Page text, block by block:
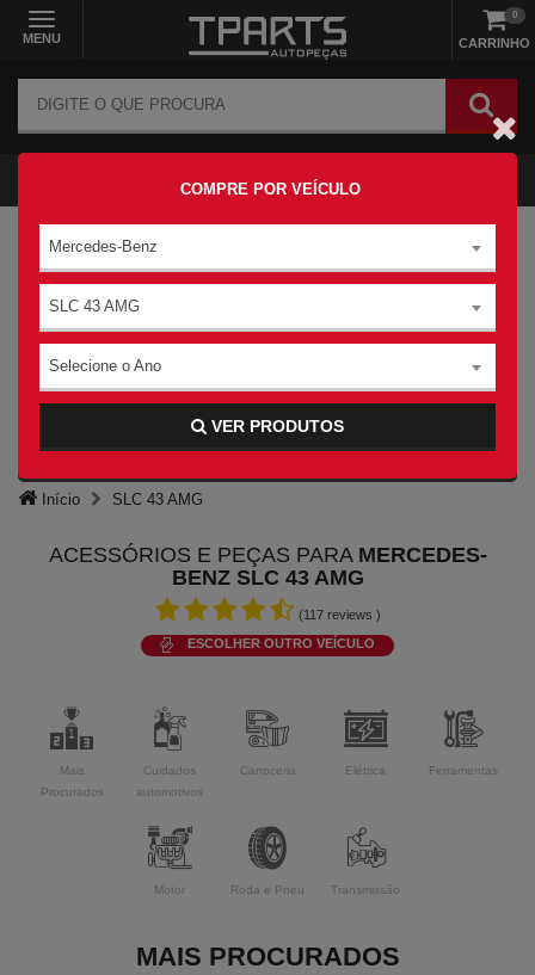
MENU CARRINHO
0
COMPRE POR VEÍCULO
Mercedes-Benz
SLC 43 AMG
Selecione o Ano
VER PRODUTOS
Início SLC 43 AMG
ACESSÓRIOS E PEÇAS PARA MERCEDES-
BENZ SLC 43 AMG
(117reviews )
ESCOLHER OUTRO VEÍCULO
Mais
Procurados
Cuidados
automotivos
Carroceria Elétrica Ferramentas
Motor Roda e Pneu Transmissão
MAIS PROCURADOS